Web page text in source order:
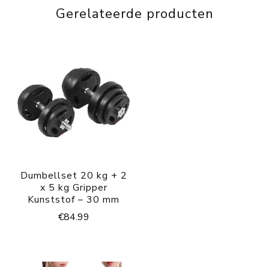
Gerelateerde producten
Dumbellset 20 kg + 2
x 5 kg Gripper
Kunststof – 30 mm
€84.99